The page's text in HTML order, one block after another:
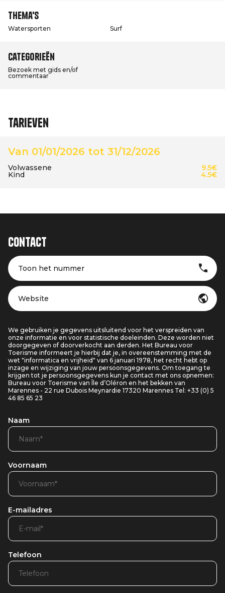
Thema's
Watersporten Surf
Categorieën
Bezoek met gids en/of
commentaar
Tarieven
Van 01/01/2026 tot 31/12/2026
Volwassene 9.5€
Kind 4.5€
Contact
Toon het nummer
Website
We gebruiken je gegevens uitsluitend voor het verspreiden van
onze informatie en voor statistische doeleinden. Deze worden niet
doorgegeven of doorverkocht aan derden. Het Bureau voor
Toerisme informeert je hierbij dat je, in overeenstemming met de
wet "informatica en vrijheid" van 6 januari 1978, het recht hebt op
inzage en wijziging van jouw persoonsgegevens. Om toegang te
krijgen tot je persoonsgegevens kun je contact met ons opnemen:
Bureau voor Toerisme van Île d’Oléron en het bekken van
Marennes - 22 rue Dubois Meynardie 17320 Marennes Tel: +33 (0) 5
46 85 65 23
Naam
Voornaam
E-mailadres
Telefoon